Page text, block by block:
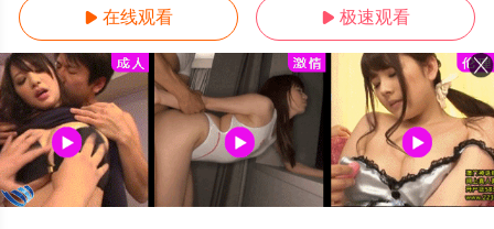
 在线观看  极速观看